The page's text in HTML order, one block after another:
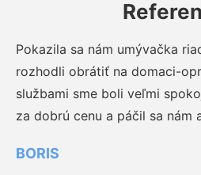
Pokazila sa nám umývačka
rozhodli obrátiť na domaci-
službami sme boli veľmi
za dobrú cenu a páčil sa nám
BORIS